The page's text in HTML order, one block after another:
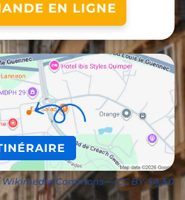
EN LIGNE
Wikimedia Commons — CC BY-SA 3.0